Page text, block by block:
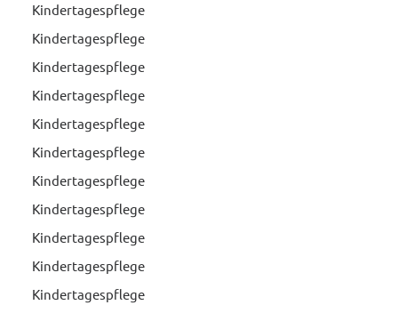
Kindertagespflege
Kindertagespflege
Kindertagespflege
Kindertagespflege
Kindertagespflege
Kindertagespflege
Kindertagespflege
Kindertagespflege
Kindertagespflege
Kindertagespflege
Kindertagespflege